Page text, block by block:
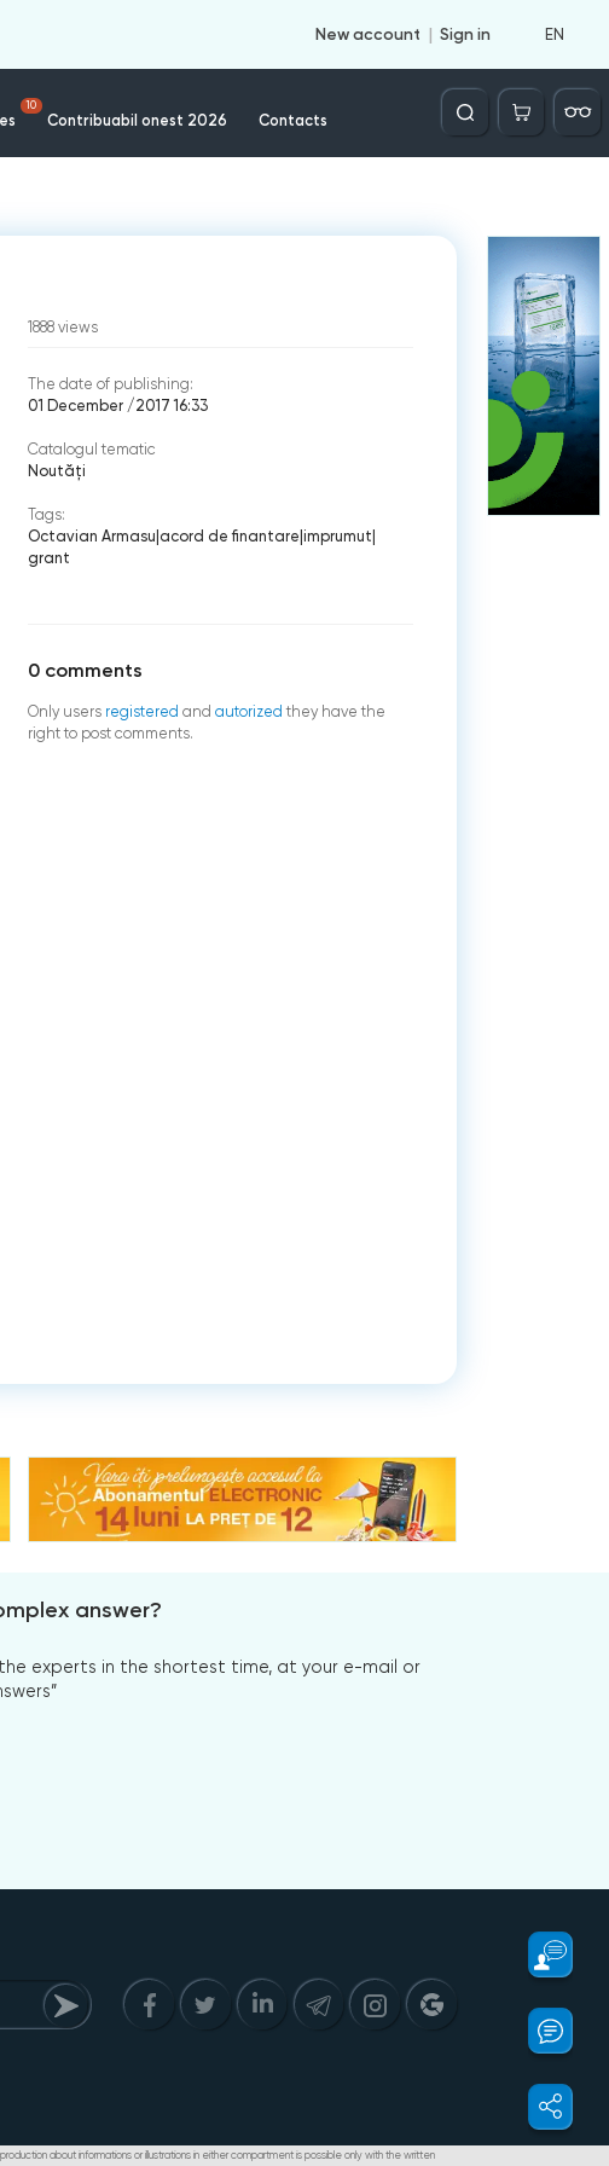
New account Sign in EN
10
Contribuabil onest 2026 Contacts
Căutare
1888 views
The date of publishing:
01 December /2017 16:33
Catalogul tematic
Noutăți
Tags:
Octavian Armasu acord de finantare imprumut
grant
0 comments
Only users registered and autorized they have the
right to post comments.
answer?
experts in the shortest time, at your e-mail or
about informations or illustrations in either compartment is possible only with the written